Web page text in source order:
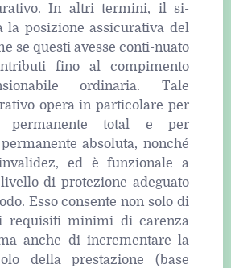
In altri termini, il si-
la posizione assicurativa del
se questi avesse conti-nuato
fino al compimento
ordinaria. Tale
opera in particolare per
permanente total e per
absoluta, nonché
ed è funzionale a
di protezione adeguato
Esso consente non solo di
requisiti minimi di carenza
anche di incrementare la
della prestazione (base